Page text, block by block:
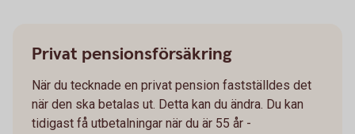
Privat pensionsförsäkring
När du tecknade en privat pension fastställdes det
när den ska betalas ut. Detta kan du ändra. Du kan
tidigast få utbetalningar när du är 55 år -